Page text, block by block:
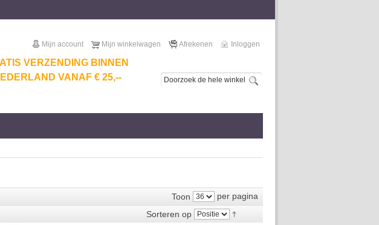
VERZENDING BINNEN
VANAF € 25,--
Mijn account Mijn winkelwagen Afrekenen Inloggen
Toon
per pagina
Sorteren op